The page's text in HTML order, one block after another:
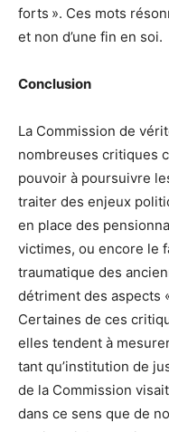
forts ». Ces mots
et non d’une fin en soi.
Conclusion
La Commission de
nombreuses critiques
pouvoir à poursuivre
traiter des enjeux
en place des
victimes, ou encore le
traumatique des
détriment des aspects
Certaines de ces
elles tendent à
tant qu’institution de
de la Commission
dans ce sens que de